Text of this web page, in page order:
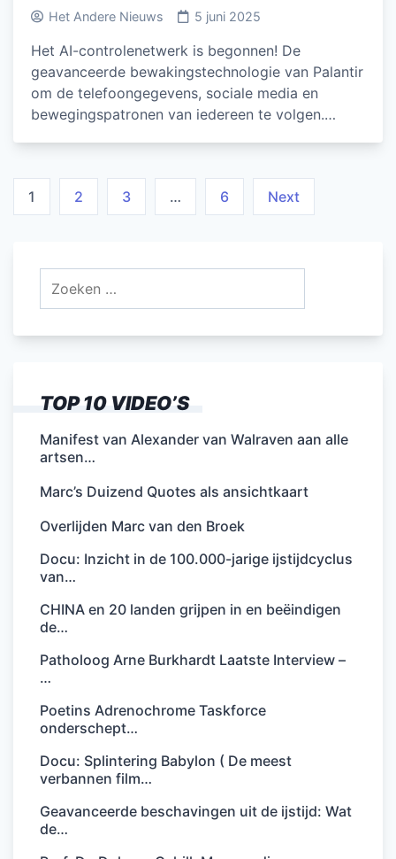
Het Andere Nieuws 5 juni 2025
Het AI-controlenetwerk is begonnen! De
geavanceerde bewakingstechnologie van Palantir
om de telefoongegevens, sociale media en
bewegingspatronen van iedereen te volgen.…
Berichten
1 2 3 … 6 Next
TOP 10 VIDEO’S
Manifest van Alexander van Walraven aan alle
artsen…
Marc’s Duizend Quotes als ansichtkaart
Overlijden Marc van den Broek
Docu: Inzicht in de 100.000-jarige ijstijdcyclus
van…
CHINA en 20 landen grijpen in en beëindigen
de…
Patholoog Arne Burkhardt Laatste Interview –
…
Poetins Adrenochrome Taskforce
onderschept…
Docu: Splintering Babylon ( De meest
verbannen film…
Geavanceerde beschavingen uit de ijstijd: Wat
de…